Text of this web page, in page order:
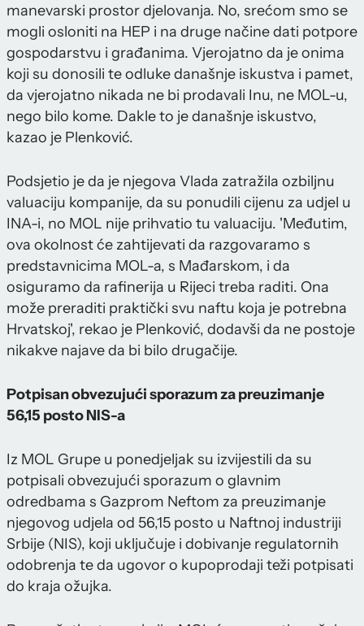
manevarski prostor djelovanja. No, srećom smo se
mogli osloniti na HEP i na druge načine dati potpore
gospodarstvu i građanima. Vjerojatno da je onima
koji su donosili te odluke današnje iskustva i pamet,
da vjerojatno nikada ne bi prodavali Inu, ne MOL-u,
nego bilo kome. Dakle to je današnje iskustvo,
kazao je Plenković.
Podsjetio je da je njegova Vlada zatražila ozbiljnu
valuaciju kompanije, da su ponudili cijenu za udjel u
INA-i, no MOL nije prihvatio tu valuaciju. 'Međutim,
ova okolnost će zahtijevati da razgovaramo s
predstavnicima MOL-a, s Mađarskom, i da
osiguramo da rafinerija u Rijeci treba raditi. Ona
može preraditi praktički svu naftu koja je potrebna
Hrvatskoj', rekao je Plenković, dodavši da ne postoje
nikakve najave da bi bilo drugačije.
Potpisan obvezujući sporazum za preuzimanje
56,15 posto NIS-a
Iz MOL Grupe u ponedjeljak su izvijestili da su
potpisali obvezujući sporazum o glavnim
odredbama s Gazprom Neftom za preuzimanje
njegovog udjela od 56,15 posto u Naftnoj industriji
Srbije (NIS), koji uključuje i dobivanje regulatornih
odobrenja te da ugovor o kupoprodaji teži potpisati
do kraja ožujka.